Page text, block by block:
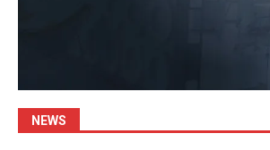
NEWS